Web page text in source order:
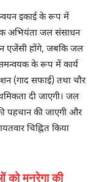
इकाई के रूप में
अभियंता जल संसाधन
एजेंसी होंगे, जबकि जल
के रूप में कार्य
(गाद सफाई) तथा चौर
दी जाएगी। जल
पहचान की जाएगी और
चिह्नित किया
को मनरेगा की